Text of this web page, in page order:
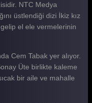
NTC Medya
üstlendiği dizi İkiz kız
el ele vermelerinin
Cem Tabak yer alıyor.
Üte birlikte kaleme
bir aile ve mahalle